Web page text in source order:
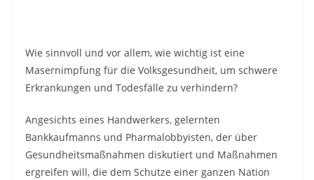
Wie sinnvoll und vor allem, wie wichtig ist eine
Masernimpfung für die Volksgesundheit, um schwere
Erkrankungen und Todesfälle zu verhindern?
Angesichts eines Handwerkers, gelernten
Bankkaufmanns und Pharmalobbyisten, der über
Gesundheitsmaßnahmen diskutiert und Maßnahmen
ergreifen will, die dem Schutze einer ganzen Nation